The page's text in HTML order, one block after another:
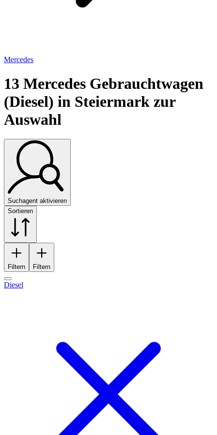
Mercedes
13 Mercedes Gebrauchtwagen
(Diesel) in Steiermark zur
Auswahl
Suchagent aktivieren
Sortieren
Filtern Filtern
Diesel